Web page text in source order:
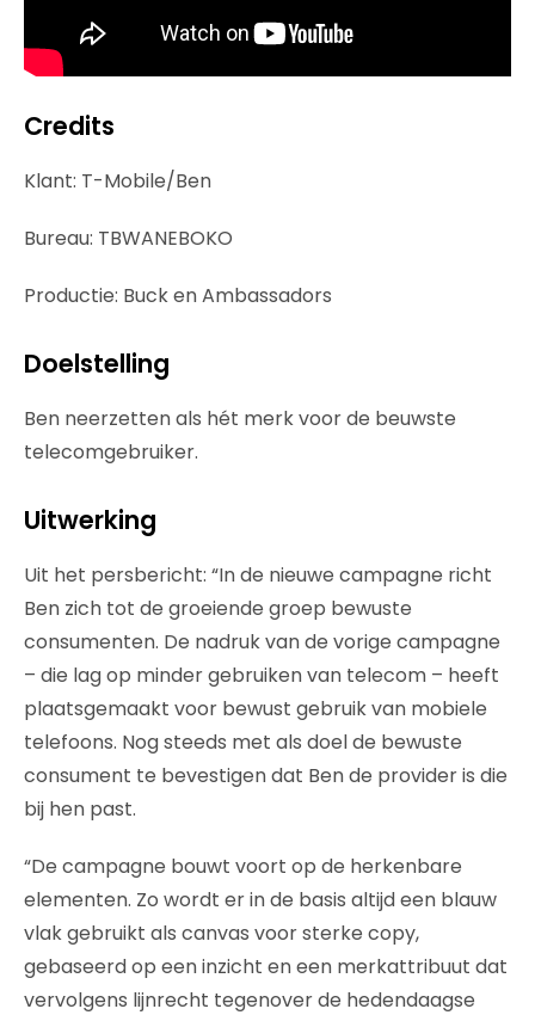
Credits
Klant: T-Mobile/Ben
Bureau: TBWANEBOKO
Productie: Buck en Ambassadors
Doelstelling
Ben neerzetten als hét merk voor de beuwste
telecomgebruiker.
Uitwerking
Uit het persbericht: “In de nieuwe campagne richt
Ben zich tot de groeiende groep bewuste
consumenten. De nadruk van de vorige campagne
– die lag op minder gebruiken van telecom – heeft
plaatsgemaakt voor bewust gebruik van mobiele
telefoons. Nog steeds met als doel de bewuste
consument te bevestigen dat Ben de provider is die
bij hen past.
“De campagne bouwt voort op de herkenbare
elementen. Zo wordt er in de basis altijd een blauw
vlak gebruikt als canvas voor sterke copy,
gebaseerd op een inzicht en een merkattribuut dat
vervolgens lijnrecht tegenover de hedendaagse